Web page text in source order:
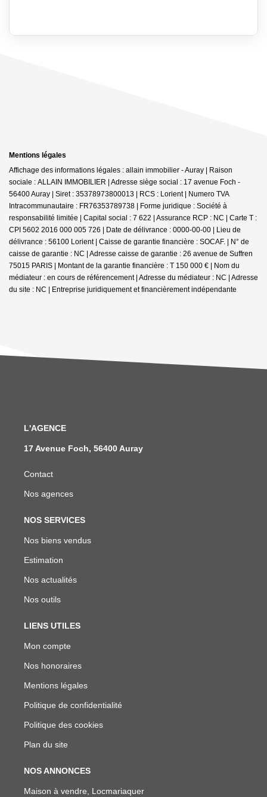
Mentions légales
Affichage des informations légales : allain immobilier - Auray | Raison
sociale : ALLAIN IMMOBILIER | Adresse siège social : 17 avenue Foch -
56400 Auray | Siret : 35378973800013 | RCS : Lorient | Numero TVA
Intracommunautaire : FR76353789738 | Forme juridique : Société à
responsabilité limitée | Capital social : 7 622 | Assurance RCP : NC | Carte T :
CPI 5602 2016 000 005 726 | Date de délivrance : 0000-00-00 | Lieu de
délivrance : 56100 Lorient | Caisse de garantie financière : SOCAF. | N° de
caisse de garantie : NC | Adresse caisse de garantie : 26 avenue de Suffren
75015 PARIS | Montant de la garantie financière : T 150 000 € | Nom du
médiateur : en cours de référencement | Adresse du médiateur : NC | Adresse
du site : NC | Entreprise juridiquement et financièrement indépendante
L'AGENCE
17 Avenue Foch, 56400 Auray
Contact
Nos agences
NOS SERVICES
Nos biens vendus
Estimation
Nos actualités
Nos outils
LIENS UTILES
Mon compte
Nos honoraires
Mentions légales
Politique de confidentialité
Politique des cookies
Plan du site
NOS ANNONCES
Maison à vendre, Locmariaquer